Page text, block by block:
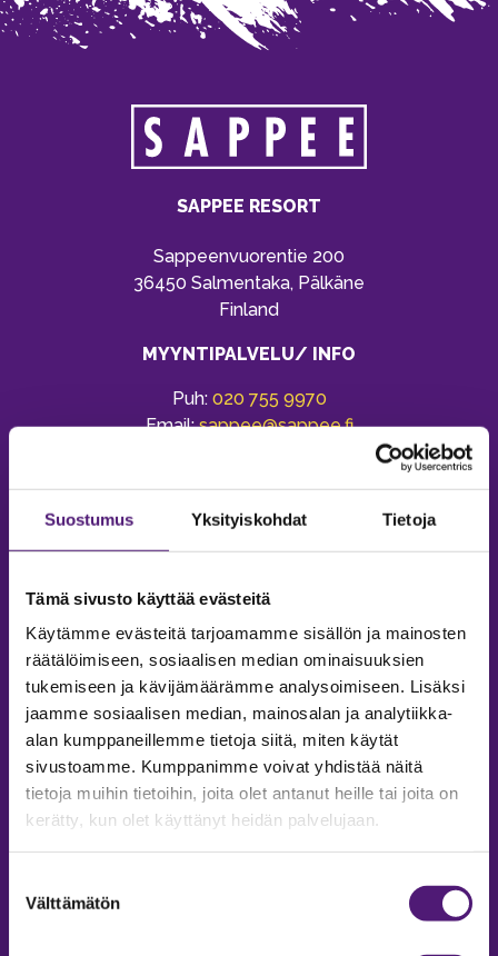
Suostumus Yksityiskohdat Tietoja
Tämä sivusto käyttää evästeitä
Käytämme evästeitä tarjoamamme sisällön ja mainosten
räätälöimiseen, sosiaalisen median ominaisuuksien
tukemiseen ja kävijämäärämme analysoimiseen. Lisäksi
jaamme sosiaalisen median, mainosalan ja analytiikka-
alan kumppaneillemme tietoja siitä, miten käytät
sivustoamme. Kumppanimme voivat yhdistää näitä
tietoja muihin tietoihin, joita olet antanut heille tai joita on
kerätty, kun olet käyttänyt heidän palvelujaan.
valinta
Välttämätön
SAPPEE RESORT
Sappeenvuorentie 200
36450 Salmentaka, Pälkäne
Finland
MYYNTIPALVELU/ INFO
Puh: 020 755 9970
Email:sappee@sappee.fi
MAJOITUS
Tiedustelut & Varaukset